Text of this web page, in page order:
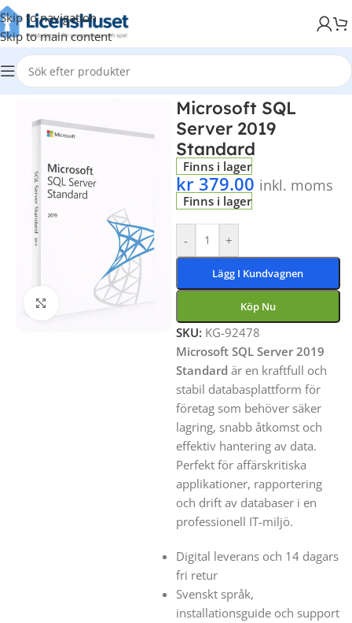
Skip to navigation
Skip to main content
Hem/Windows
Klicka för att förstora
Microsoft SQL
Server 2019
Standard
Finns i lager
kr 379.00 inkl. moms
Finns i lager
- +
Lägg I Kundvagnen
Köp Nu
SKU: KG-92478
Microsoft SQL Server 2019
Standard är en kraftfull och
stabil databasplattform för
företag som behöver säker
lagring, snabb åtkomst och
effektiv hantering av data.
Perfekt för affärskritiska
applikationer, rapportering
och drift av databaser i en
professionell IT-miljö.
Digital leverans och 14 dagars
fri retur
Svenskt språk,
installationsguide och support